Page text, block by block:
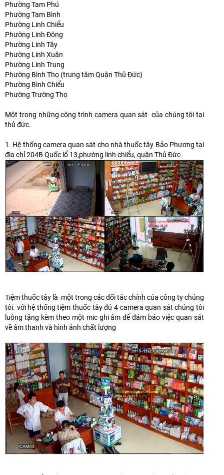
Phường Tam Phú
Phường Tam Bình
Phường Linh Chiểu
Phường Linh Ðông
Phường Linh Tây
Phường Linh Xuân
Phường Linh Trung
Phường Bình Thọ (trung tâm Quận Thủ Ðức)
Phường Bình Chiểu
Phường Trường Thọ
Một trong những công trình camera quan sát của chúng tôi tại
thủ đức.
1. Hệ thống camera quan sát cho nhà thuốc tây Bảo Phương tại
địa chỉ 204B Quốc lổ 13,phường linh chiểu, quận Thủ Đức
Tiệm thuốc tây là một trong các đối tác chính của công ty chúng
tôi. với hệ thống tiệm thuốc tây đủ 4 camera quan sát chúng tôi
luông tặng kèm theo một mic ghi âm để đảm bảo việc quan sát
về âm thanh và hình ảnh chất lượng